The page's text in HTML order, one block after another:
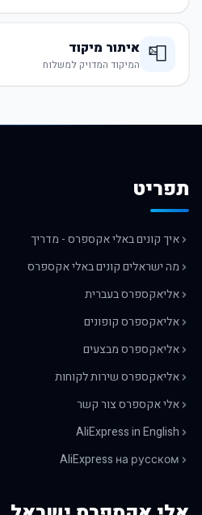
📮 איתור מיקוד
המיקוד המדויק למשלוח
תפריט
איך קונים באלי אקספרס - מדריך
מה ישראלים קונים באלי אקספרס
אליאקספרס בעברית
אליאקספרס קופונים
אליאקספרס מבצעים
אליאקספרס שירות לקוחות
אלי אקספרס צור קשר
AliExpress in English
AliExpress на русском